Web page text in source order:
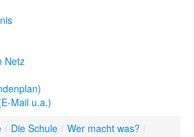
Netz
Mail u.a.)
/ Die Schule / Wer macht was? /